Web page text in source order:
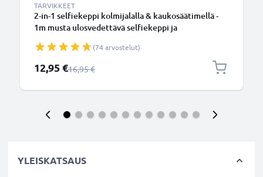
TARVIKKEET
2-in-1 selfiekeppi kolmijalalla & kaukosäätimellä -
1m musta ulosvedettävä selfiekeppi ja
kaukosäätimellä puhelimelle ja kameralle -
iPhonelle, GoProlle, Androidille ynm.
(74 arvostelut)
Erikoishinta
12,95 €Normaali hinta
16,95 €
YLEISKATSAUS